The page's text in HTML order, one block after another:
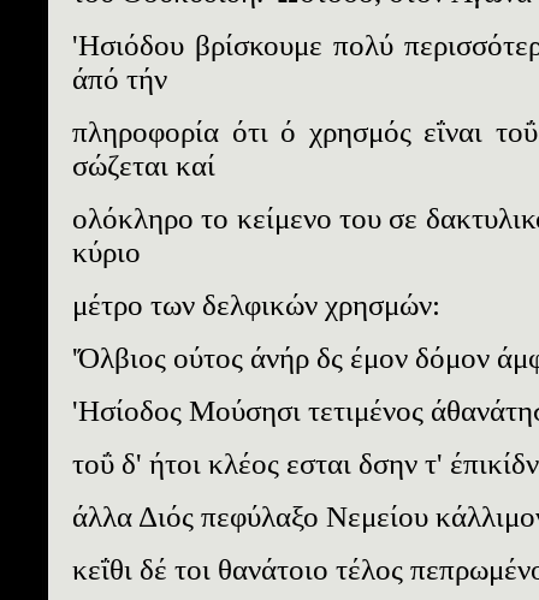
'Ησιόδου βρίσκουμε πολύ
άπό τήν
πληροφορία ότι ό χρησμός εΐναι
σώζεται καί
ολόκληρο το κείμενο του σε
κύριο
μέτρο των δελφικών χρησμών:
'Όλβιος ούτος άνήρ δς έμον δόμον
'Ησίοδος Μούσησι τετιμένος
τοΰ δ' ήτοι κλέος εσται δσην τ'
άλλα Διός πεφύλαξο Νεμείου
κεΐθι δέ τοι θανάτοιο τέλος